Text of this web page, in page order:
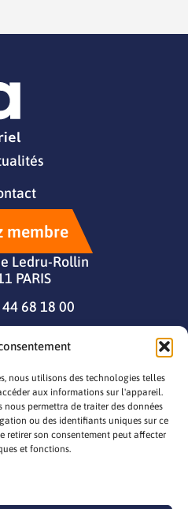
nous utilisons des technologies telles
aux informations sur l'appareil.
nous permettra de traiter des données
ou des identifiants uniques sur ce
retirer son consentement peut affecter
et fonctions.
Ledru-Rollin
PARIS
68 18 00
membre
des cookies Politique cookie